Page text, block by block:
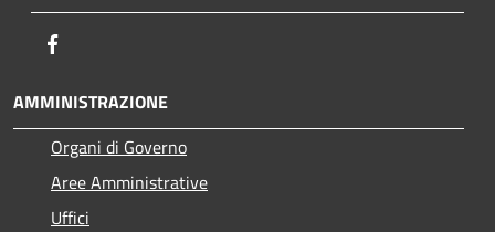
AMMINISTRAZIONE
Organi di Governo
Aree Amministrative
Uffici